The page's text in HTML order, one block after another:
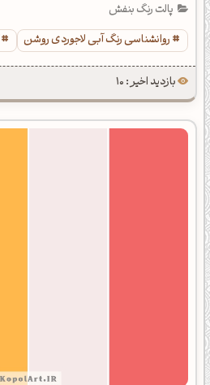
پالت رنگ بنفش
روانشناسی رنگ آبی لاجوردی روشن
بازدید اخیر : 10